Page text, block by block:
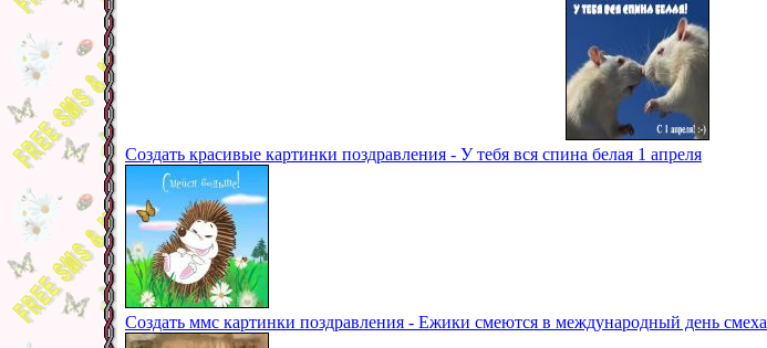
Создать красивые картинки поздравления - У тебя вся спина белая 1 апреля
Создать ммс картинки поздравления - Ежики смеются в международный день смеха